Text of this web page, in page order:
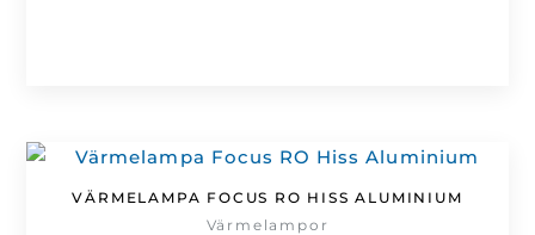
VÄRMELAMPA FOCUS RO HISS ALUMINIUM
Värmelampor